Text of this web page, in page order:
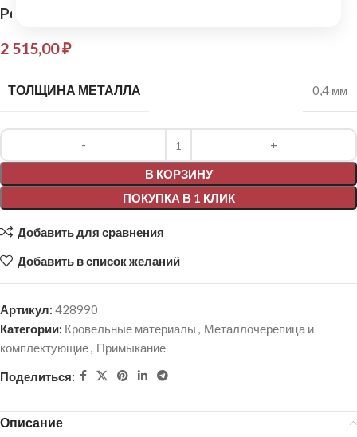
Pe 0,4 мм Ral 3005
2 515,00₽
ТОЛЩИНА МЕТАЛЛА 0,4 мм
В КОРЗИНУ
ПОКУПКА В 1 КЛИК
Alternative:
Добавить для сравнения
Добавить в список желаний
Артикул: 428990
Категории: Кровельные материалы , Металлочерепица и
комплектующие, Примыкание
Поделиться:
Описание